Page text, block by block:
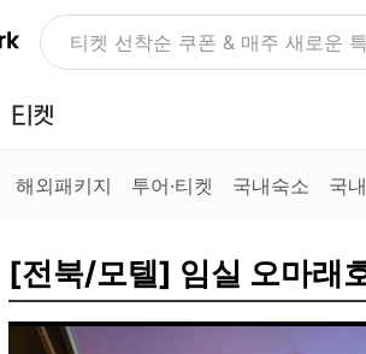
NOLDAY, 최대 70% 여행 혜택
해외패키지 투어·티켓 국내숙소 국
[전북/모텔] 임실 오마래